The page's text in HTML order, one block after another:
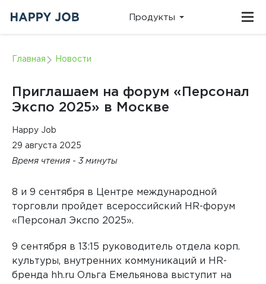
Продукты
ПЛАТФОРМЫ
вовлеченности и лояльности персонала
внутреннего сервиса (КВС)
Онлайн-платформа для мультиролевой оценки, 3600
НАС ВИДЕО
и
материалы
результаты
и польза
и события из
жизни
о
и
ВЕБИНАРЫ
Расписание вебинаров и
мастер‑классов Happy Job
support@happy-
job.ru
646-83-89
Главная Новости
Приглашаем на форум «Персонал
Экспо 2025» в Москве
Happy Job
29 августа 2025
Время чтения - 3 минуты
8 и 9 сентября в Центре международной
торговли пройдет всероссийский HR-форум
«Персонал Экспо 2025».
9 сентября в 13:15 руководитель отдела корп.
культуры, внутренних коммуникаций и HR-
бренда hh.ru Ольга Емельянова выступит на